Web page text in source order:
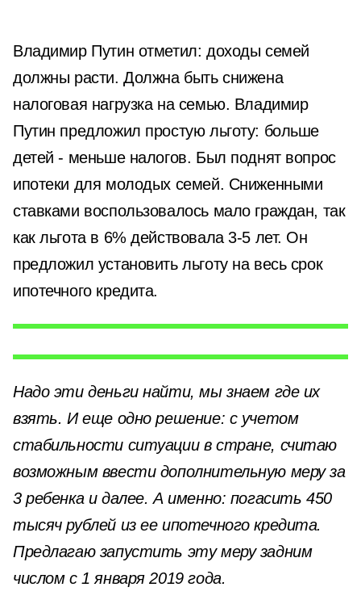
Владимир Путин отметил: доходы семей
должны расти. Должна быть снижена
налоговая нагрузка на семью. Владимир
Путин предложил простую льготу: больше
детей - меньше налогов. Был поднят вопрос
ипотеки для молодых семей. Сниженными
ставками воспользовалось мало граждан, так
как льгота в 6% действовала 3-5 лет. Он
предложил установить льготу на весь срок
ипотечного кредита.
Надо эти деньги найти, мы знаем где их
взять. И еще одно решение: с учетом
стабильности ситуации в стране, считаю
возможным ввести дополнительную меру за
3 ребенка и далее. А именно: погасить 450
тысяч рублей из ее ипотечного кредита.
Предлагаю запустить эту меру задним
числом с 1 января 2019 года.